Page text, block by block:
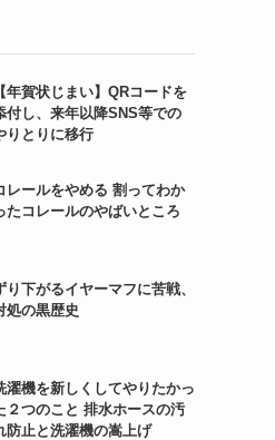
【年賀状じまい】QRコードを
付し、来年以降SNS等での
りとりに移行
レールをやめる 割ってわか
たコレールのやばいところ
り下がるイヤーマフに苦戦、
処の黒歴史
濯機を新しくしてやりたかっ
２つのこと 排水ホースの汚
防止と洗濯機の嵩上げ